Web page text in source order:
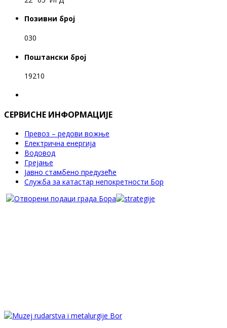
Позивни број
030
Поштански број
19210
СЕРВИСНЕ ИНФОРМАЦИЈЕ
Превоз – редови вожње
Електрична енергија
Водовод
Грејање
Јавно стамбено предузеће
Служба за катастар непокретности Бор